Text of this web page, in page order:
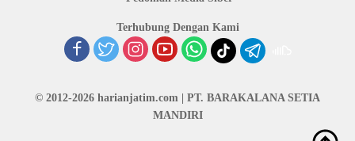
Terhubung Dengan Kami
© 2012-2026 harianjatim.com | PT. BARAKALANA SETIA
MANDIRI